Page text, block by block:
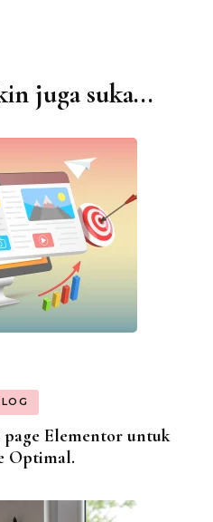
juga suka...
Elementor untuk
Optimal.